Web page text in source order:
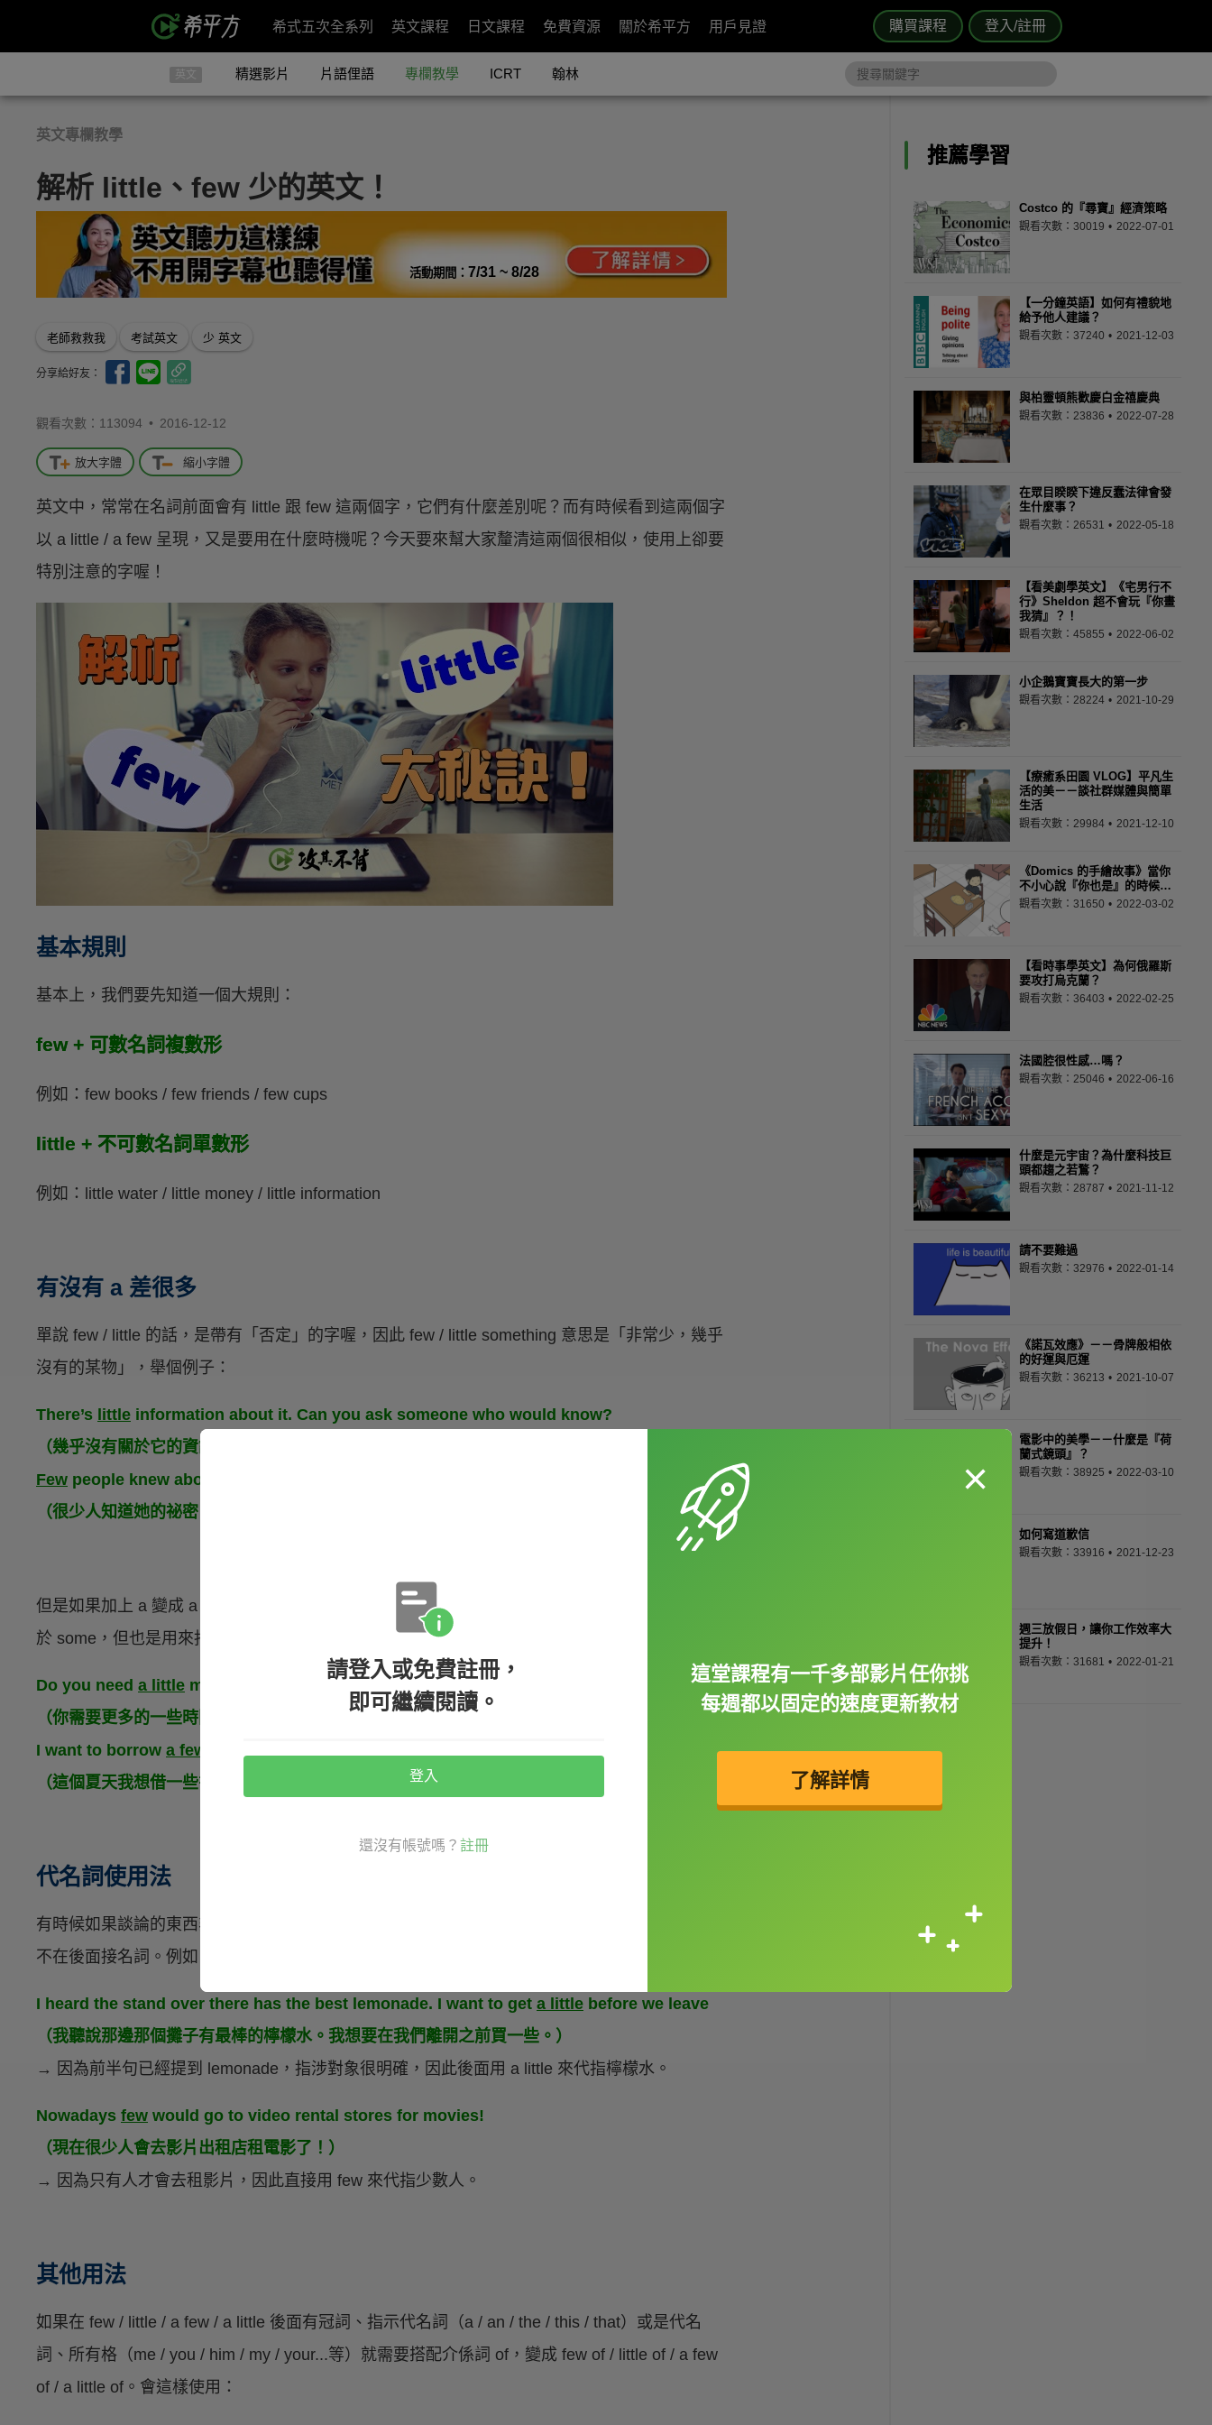
購買課程 登入/註冊
希式五次全系列 英文課程 日文課程 免費資源 關於希平方 用戶見證
英文 精選影片 片語俚語 專欄教學 ICRT 翰林
英文專欄教學
解析 little、few 少的英文！
活動期間： 7/31 ~ 8/28
老師救救我 考試英文 少 英文
分享給好友：
觀看次數：113094 • 2016-12-12
放大字體 縮小字體
英文中，常常在名詞前面會有 little 跟 few 這兩個字，它們有什麼差別呢？而有時候看到這兩個字
以 a little / a few 呈現，又是要用在什麼時機呢？今天要來幫大家釐清這兩個很相似，使用上卻要
特別注意的字喔！
基本規則
基本上，我們要先知道一個大規則：
few + 可數名詞複數形
例如：few books / few friends / few cups
little + 不可數名詞單數形
例如：little water / little money / little information
有沒有 a 差很多
單說 few / little 的話，是帶有「否定」的字喔，因此 few / little something 意思是「非常少，幾乎
沒有的某物」，舉個例子：
There’s little information about it. Can you ask someone who would know?
（幾乎沒有關於它的資訊。你能夠問問知道的人嗎？）
Few people knew about her secret.
（很少人知道她的祕密。）
但是如果加上 a 變成 a few / a little 的話，就不再是帶有否定的字囉，而是指「一些」，意思等同
於 some，但也是用來指數量不太多，例如：
Do you need a little more time to look through the project?
（你需要更多的一些時間來看過這個專案嗎？）
I want to borrow a few
（這個夏天我想借一些書來讀。）
代名詞使用法
有時候如果談論的東西非常明確的話，也會直接把 few / little / a few / a little 當作代名詞使用，而
不在後面接名詞。例如：
I heard the stand over there has the best lemonade. I want to get a little before we leave
（我聽說那邊那個攤子有最棒的檸檬水。我想要在我們離開之前買一些。）
→ 因為前半句已經提到 lemonade，指涉對象很明確，因此後面用 a little 來代指檸檬水。
Nowadays few would go to video rental stores for movies!
（現在很少人會去影片出租店租電影了！）
→ 因為只有人才會去租影片，因此直接用 few 來代指少數人。
其他用法
如果在 few / little / a few / a little 後面有冠詞、指示代名詞（a / an / the / this / that）或是代名
詞、所有格（me / you / him / my / your...等）就需要搭配介係詞 of，變成 few of / little of / a few
of / a little of。會這樣使用：
推薦學習
Costco 的『尋寶』經濟策略
觀看次數：30019 2022-07-01
【一分鐘英語】如何有禮貌地
給予他人建議？
觀看次數：37240 2021-12-03
與柏靈頓熊歡慶白金禧慶典
觀看次數：23836 2022-07-28
在眾目睽睽下違反蠢法律會發
生什麼事？
觀看次數：26531 2022-05-18
【看美劇學英文】《宅男行不
行》Sheldon 超不會玩『你畫
我猜』？！
觀看次數：45855 2022-06-02
小企鵝寶寶長大的第一步
觀看次數：28224 2021-10-29
【療癒系田園 VLOG】平凡生
活的美－－談社群媒體與簡單
生活
觀看次數：29984 2021-12-10
《Domics 的手繪故事》當你
不小心說『你也是』的時候…
觀看次數：31650 2022-03-02
【看時事學英文】為何俄羅斯
要攻打烏克蘭？
觀看次數：36403 2022-02-25
法國腔很性感…嗎？
觀看次數：25046 2022-06-16
什麼是元宇宙？為什麼科技巨
頭都趨之若鶩？
觀看次數：28787 2021-11-12
請不要難過
觀看次數：32976 2022-01-14
《諾瓦效應》－－骨牌般相依
的好運與厄運
觀看次數：36213 2021-10-07
電影中的美學－－什麼是『荷
蘭式鏡頭』？
觀看次數：38925 2022-03-10
如何寫道歉信
觀看次數：33916 2021-12-23
週三放假日，讓你工作效率大
提升！
觀看次數：31681 2022-01-21
×
請登入或免費註冊，
即可繼續閱讀。
登入
還沒有帳號嗎？ 註冊
這堂課程有一千多部影片任你挑
每週都以固定的速度更新教材
了解詳情